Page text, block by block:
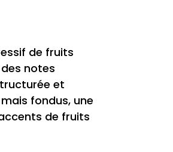
de fruits
notes
et
fondus, une
de fruits